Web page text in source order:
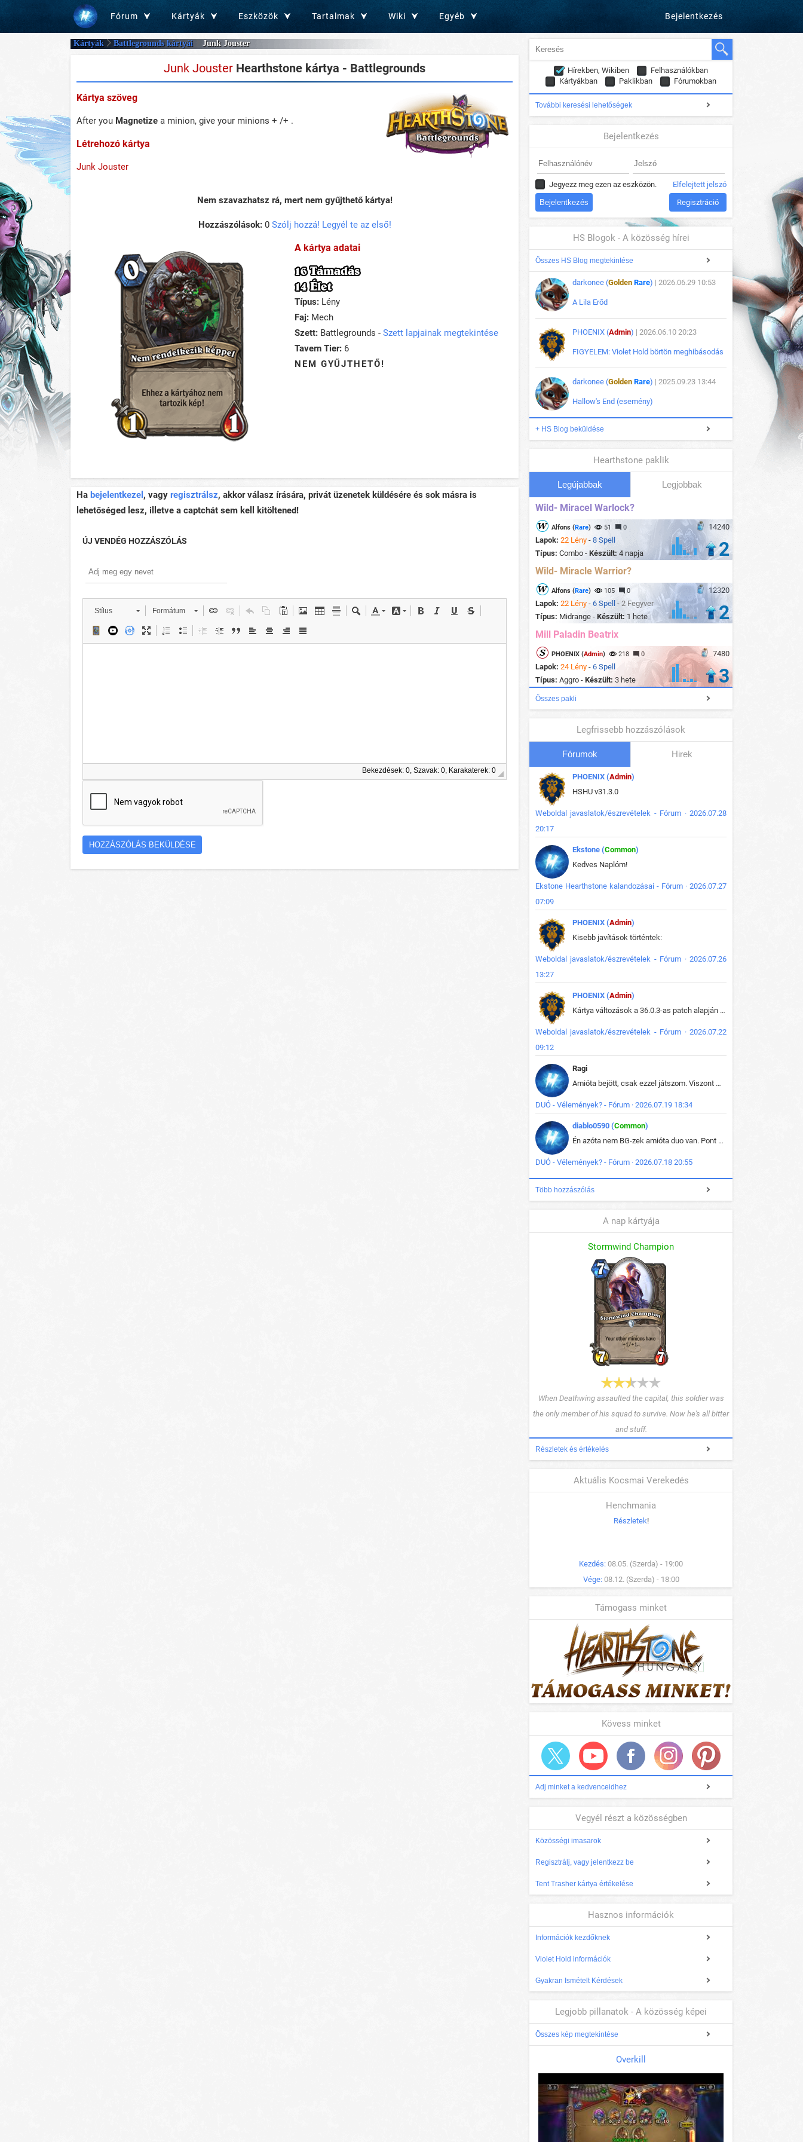
Fórum Kártyák Eszközök Tartalmak Wiki Egyéb Bejelentkezés
Kártyák Battlegrounds kártyái Junk Jouster
Junk Jouster Hearthstone kártya - Battlegrounds
Kártya szöveg
After you Magnetize a minion, give your minions + /+ .
Létrehozó kártya
Junk Jouster
Nem szavazhatsz rá, mert nem gyűjthető kártya!
Hozzászólások:0 Szólj hozzá! Legyél te az első!
A kártya adatai
16 Támadás
14 Élet
Típus: Lény
Faj: Mech
Szett: Battlegrounds - Szett lapjainak megtekintése
Tavern Tier: 6
NEM GYŰJTHETŐ!
Ha bejelentkezel , vagy regisztrálsz, akkor válasz írására, privát üzenetek küldésére és sok másra is
lehetőséged lesz, illetve a captchát sem kell kitöltened!
ÚJ VENDÉG HOZZÁSZÓLÁS
Stílus Formátum
Bekezdések: 0, Szavak: 0, Karakaterek: 0
Hírekben, Wikiben
Felhasználókban
Kártyákban
Paklikban Fórumokban
További keresési lehetőségek
Bejelentkezés
Jegyezz meg ezen az eszközön. Elfelejtett jelszó
Regisztráció
HS Blogok - A közösség hírei
Összes HS Blog megtekintése
darkonee (Golden Rare) | 2026.06.29 10:53
A Lila Erőd
PHOENIX (Admin) | 2026.06.10 20:23
FIGYELEM: Violet Hold börtön meghibásodás
darkonee (Golden Rare) | 2025.09.23 13:44
Hallow's End (esemény)
+ HS Blog beküldése
Hearthstone paklik
Legújabbak Legjobbak
Wild- Miracel Warlock?
14240
Alfons (Rare) 51 0
Lapok: 22 Lény - 8 Spell
Típus: Combo - Készült: 4 napja 2
Wild- Miracle Warrior?
12320
Alfons (Rare) 105 0
Lapok: 22 Lény - 6 Spell - 2 Fegyver
Típus: Midrange - Készült: 1 hete 2
Mill Paladin Beatrix
7480
PHOENIX (Admin) 218 0
Lapok: 24 Lény - 6 Spell
Típus: Aggro - Készült: 3 hete 3
Összes pakli
Legfrissebb hozzászólások
Fórumok Hirek
PHOENIX (Admin)
HSHU v31.3.0
Weboldal javaslatok/észrevételek - Fórum · 2026.07.28
20:17
Ekstone (Common)
Kedves Naplóm!
Ekstone Hearthstone kalandozásai - Fórum · 2026.07.27
07:09
PHOENIX (Admin)
Kisebb javítások történtek:
Weboldal javaslatok/észrevételek - Fórum · 2026.07.26
13:27
PHOENIX (Admin)
Kártya változások a 36.0.3-as patch alapján frissítve az adatbázisban (képek is cserélve).
Weboldal javaslatok/észrevételek - Fórum · 2026.07.22
09:12
Ragi
Amióta bejött, csak ezzel játszom. Viszont mint minden más - akár az alapjáték is, ez is baromira összetett lett. Néha már pár kör után is esélytelen az egész. Vagy irreállisan túltápol valaki, vagy lelép a partner, vagy csak hülye mint a segg. És amikor eljönne az én időm, na akkor jön el mindenki másé is. Engem jobban érdekelne, hogy ki milyen ratingen szokott játszani. Na ez lenne egy érdekes adat.
DUÓ - Vélemények? - Fórum · 2026.07.19 18:34
diablo0590 (Common)
Én azóta nem BG-zek amióta duo van. Pont azt szerettem benne, hogy rajtam múlik mi történik, nem pedig a társamon. Kérem vissza a régi BG-t :D
DUÓ - Vélemények? - Fórum · 2026.07.18 20:55
Több hozzászólás
A nap kártyája
Stormwind Champion
When Deathwing assaulted the capital, this soldier was
the only member of his squad to survive. Now he's all bitter
and stuff.
Részletek és értékelés
Aktuális Kocsmai Verekedés
Henchmania
Részletek!
Kezdés: 08.05. (Szerda) - 19:00
Vége: 08.12. (Szerda) - 18:00
Támogass minket
Kövess minket
Adj minket a kedvenceidhez
Vegyél részt a közösségben
Közösségi imasarok
Regisztrálj, vagy jelentkezz be
Tent Trasher kártya értékelése
Hasznos információk
Információk kezdőknek
Violet Hold információk
Gyakran Ismételt Kérdések
Legjobb pillanatok - A közösség képei
Összes kép megtekintése
Overkill